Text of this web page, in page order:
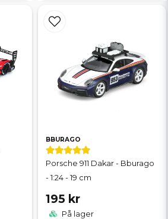
BBURAGO
Porsche 911 Dakar - Bburago
- 1:24 - 19 cm
195 kr
På lager